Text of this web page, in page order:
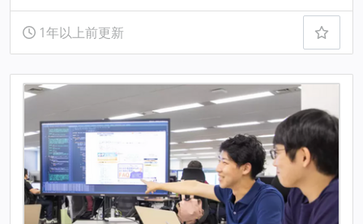
1年以上前更新